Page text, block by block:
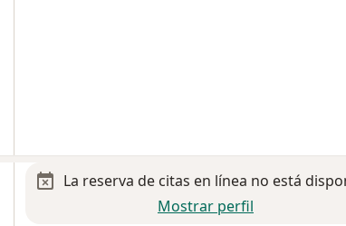
La reserva de citas en línea no está
Mostrar perfil